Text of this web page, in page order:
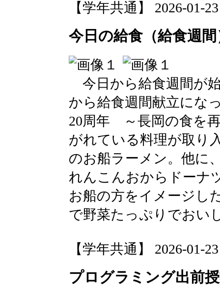
【学年共通】 2026-01-
今日の給食（給食週間
今日から給食週間が
から給食週間献立にな
20周年 ～長岡の食を
がれている料理が取り
のお船ラーメン。他に
れんこんおからドー
お船の方をイメージし
で野菜たっぷりでおい
【学年共通】 2026-01-
プログラミング出前